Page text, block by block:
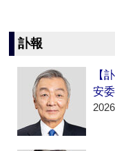
訃報
【
安